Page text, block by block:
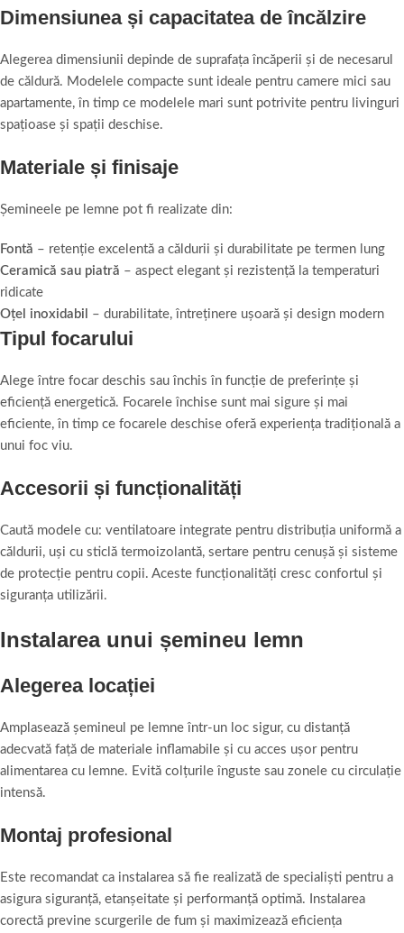
Dimensiunea și capacitatea de încălzire
Alegerea dimensiunii depinde de suprafața încăperii și de necesarul
de căldură. Modelele compacte sunt ideale pentru camere mici sau
apartamente, în timp ce modelele mari sunt potrivite pentru livinguri
spațioase și spații deschise.
Materiale și finisaje
Șemineele pe lemne pot fi realizate din:
Fontă – retenție excelentă a căldurii și durabilitate pe termen lung
Ceramică sau piatră – aspect elegant și rezistență la temperaturi
ridicate
Oțel inoxidabil
– durabilitate, întreținere ușoară și design modern
Tipul focarului
Alege între focar deschis sau închis în funcție de preferințe și
eficiență energetică. Focarele închise sunt mai sigure și mai
eficiente, în timp ce focarele deschise oferă experiența tradițională a
unui foc viu.
Accesorii și funcționalități
Caută modele cu: ventilatoare integrate pentru distribuția uniformă a
căldurii, uși cu sticlă termoizolantă, sertare pentru cenușă și sisteme
de protecție pentru copii. Aceste funcționalități cresc confortul și
siguranța utilizării.
Instalarea unui șemineu lemn
Alegerea locației
Amplasează șemineul pe lemne într-un loc sigur, cu distanță
adecvată față de materiale inflamabile și cu acces ușor pentru
alimentarea cu lemne. Evită colțurile înguste sau zonele cu circulație
intensă.
Montaj profesional
Este recomandat ca instalarea să fie realizată de specialiști pentru a
asigura siguranță, etanșeitate și performanță optimă. Instalarea
corectă previne scurgerile de fum și maximizează eficiența